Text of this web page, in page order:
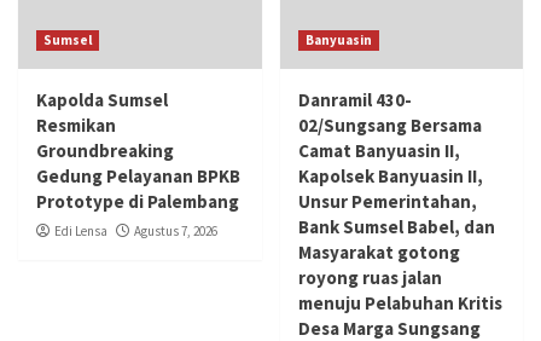
Sumsel
Kapolda Sumsel
Resmikan
Groundbreaking
Gedung Pelayanan BPKB
Prototype di Palembang
Edi Lensa Agustus 7, 2026
Banyuasin
Danramil 430-
02/Sungsang Bersama
Camat Banyuasin II,
Kapolsek Banyuasin II,
Unsur Pemerintahan,
Bank Sumsel Babel, dan
Masyarakat gotong
royong ruas jalan
menuju Pelabuhan Kritis
Desa Marga Sungsang